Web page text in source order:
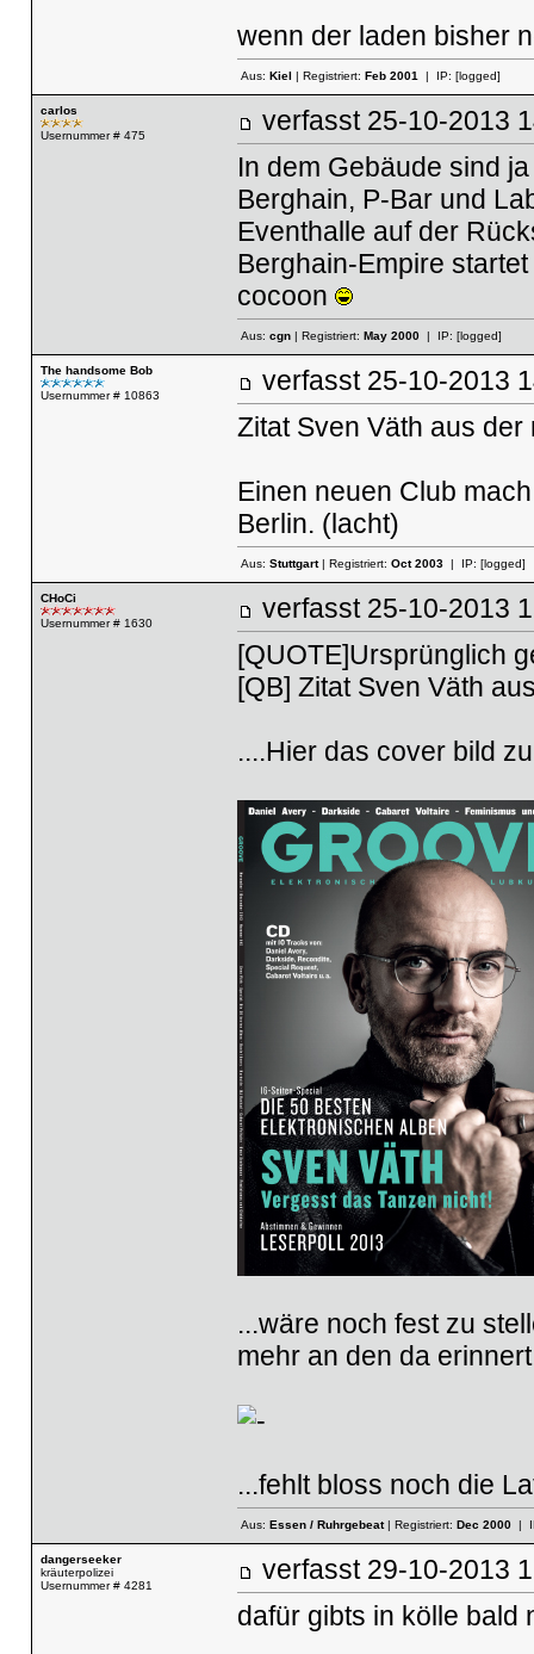
wenn der laden bisher
Aus: Kiel | Registriert: Feb 2001| IP: [logged]
carlos
Usernummer # 475
verfasst 25-10-
In dem Gebäude sind
Berghain, P-Bar und
Eventhalle auf der
Berghain-Empire
cocoon
Aus: cgn| Registriert: May 2000| IP: [logged]
The handsome Bob
Usernummer # 10863
verfasst 25-10-
Zitat Sven Väth aus der
Einen neuen Club
Berlin. (lacht)
Aus: Stuttgart| Registriert: Oct 2003| IP: [logged]
CHoCi
Usernummer # 1630
verfasst 25-10-
[QUOTE]Ursprünglich
[QB] Zitat Sven Väth
....Hier das cover bild
...wäre noch fest zu
mehr an den da
...fehlt bloss noch die
Aus: Essen / Ruhrgebeat| Registriert: Dec 2000|
dangerseeker
kräuterpolizei
Usernummer # 4281
verfasst 29-10-
dafür gibts in kölle bald